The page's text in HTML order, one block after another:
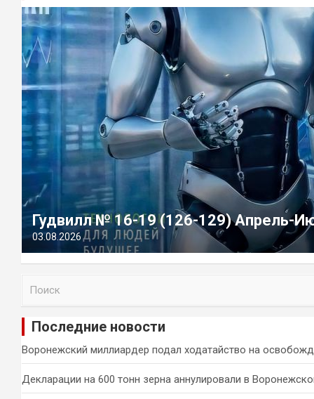
Гудвилл № 16-19 (126-129) Апрель-
03.08.2026
и
Последние новости
Воронежский миллиардер подал ходатайство на
Декларации на 600 тонн зерна аннулировали в